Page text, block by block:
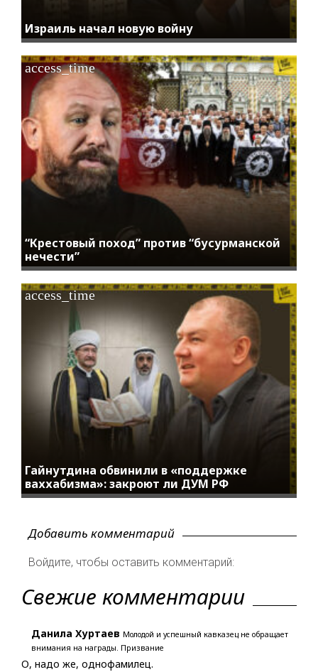
Израиль начал новую войну
“Крестовый поход” против “бусурманской
нечести”
access_time
Гайнутдина обвинили в «поддержке
ваххабизма»: закроют ли ДУМ РФ
access_time
Добавить комментарий
Войдите, чтобы оставить комментарий:
Свежие комментарии
Данила Хуртаев Молодой и успешный кавказец не обращает
внимания на награды. Призвание
О, надо же, однофамилец.